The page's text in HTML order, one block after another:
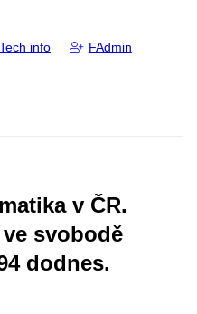
Tech info FAdmin
v ČR.
svobodě
dodnes.